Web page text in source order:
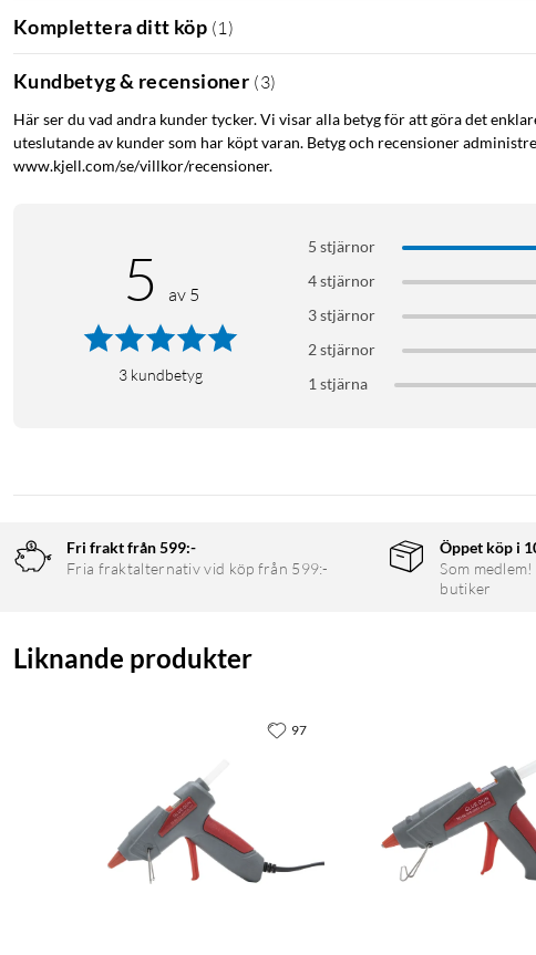
Komplettera ditt köp (1 )
Kundbetyg & recensioner (3)
Här ser du vad andra kunder tycker. Vi visar alla betyg för att göra det
uteslutande av kunder som har köpt varan. Betyg och recensioner
www.kjell.com/se/villkor/recensioner.
5 av 5
3 kundbetyg
5 stjärnor
4 stjärnor
3 stjärnor
2 stjärnor
1 stjärna
Fri frakt från 599:-
Fria fraktalternativ vid köp från 599:-
Öppet köp i
Som
butiker
Liknande produkter
97